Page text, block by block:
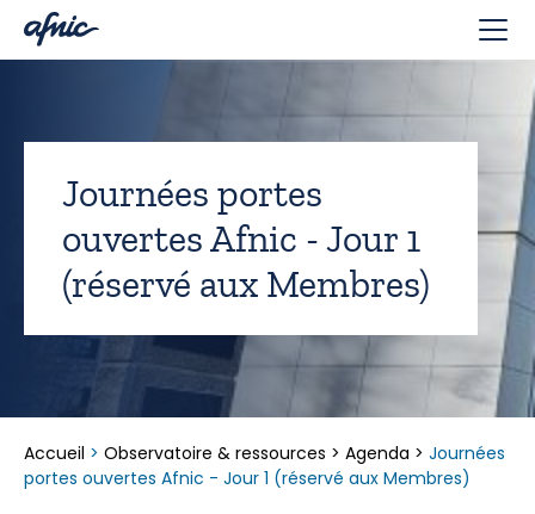
Journées portes
ouvertes Afnic - Jour 1
(réservé aux Membres)
Accueil > Observatoire & ressources > Agenda > Journées
portes ouvertes Afnic - Jour 1 (réservé aux Membres)
Panneau de gestion des cookies